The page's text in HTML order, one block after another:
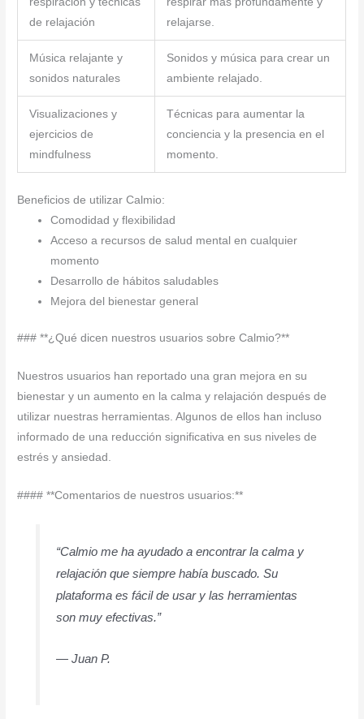
de relajación
relajarse.
Música relajante y
sonidos naturales
Sonidos y música para crear un
ambiente relajado.
Visualizaciones y
ejercicios de
mindfulness
Técnicas para aumentar la
conciencia y la presencia en el
momento.
Beneficios de utilizar Calmio:
Comodidad y flexibilidad
Acceso a recursos de salud mental en cualquier
momento
Desarrollo de hábitos saludables
Mejora del bienestar general
### **¿Qué dicen nuestros usuarios sobre Calmio?**
Nuestros usuarios han reportado una gran mejora en su
bienestar y un aumento en la calma y relajación después de
utilizar nuestras herramientas. Algunos de ellos han incluso
informado de una reducción significativa en sus niveles de
estrés y ansiedad.
#### **Comentarios de nuestros usuarios:**
“Calmio me ha ayudado a encontrar la calma y
relajación que siempre había buscado. Su
plataforma es fácil de usar y las herramientas
son muy efectivas.”
— Juan P.